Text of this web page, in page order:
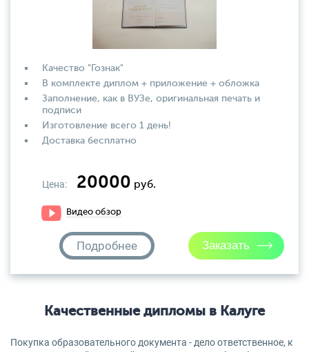
Качество "Гознак"
В комплекте диплом + приложение + обложка
Заполнение, как в ВУЗе, оригинальная печать и
подписи
Изготовление всего 1 день!
Доставка бесплатно
Цена: 20000 руб.
Видео обзор
Подробнее
Качественные дипломы в Калуге
Покупка образовательного документа - дело ответственное, к